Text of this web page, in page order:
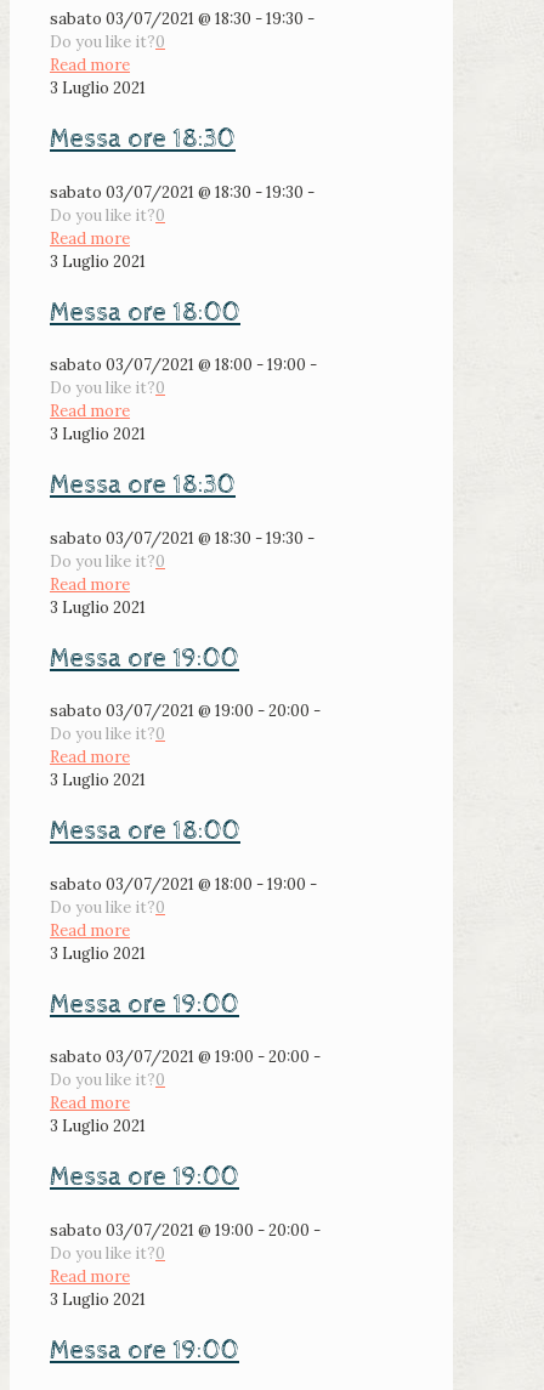
sabato 03/07/2021 @ 18:30 - 19:30 -
Do you like it?0
Read more
3 Luglio 2021
Messa ore 18:30
sabato 03/07/2021 @ 18:30 - 19:30 -
Do you like it?0
Read more
3 Luglio 2021
Messa ore 18:00
sabato 03/07/2021 @ 18:00 - 19:00 -
Do you like it?0
Read more
3 Luglio 2021
Messa ore 18:30
sabato 03/07/2021 @ 18:30 - 19:30 -
Do you like it?0
Read more
3 Luglio 2021
Messa ore 19:00
sabato 03/07/2021 @ 19:00 - 20:00 -
Do you like it?0
Read more
3 Luglio 2021
Messa ore 18:00
sabato 03/07/2021 @ 18:00 - 19:00 -
Do you like it?0
Read more
3 Luglio 2021
Messa ore 19:00
sabato 03/07/2021 @ 19:00 - 20:00 -
Do you like it?0
Read more
3 Luglio 2021
Messa ore 19:00
sabato 03/07/2021 @ 19:00 - 20:00 -
Do you like it?0
Read more
3 Luglio 2021
Messa ore 19:00